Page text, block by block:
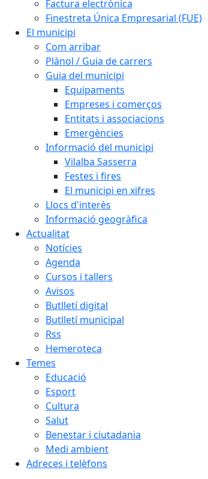
Factura electrònica
Finestreta Única Empresarial (FUE)
El municipi
Com arribar
Plànol / Guia de carrers
Guia del municipi
Equipaments
Empreses i comerços
Entitats i associacions
Emergències
Informació del municipi
Vilalba Sasserra
Festes i fires
El municipi en xifres
Llocs d'interès
Informació geogràfica
Actualitat
Notícies
Agenda
Cursos i tallers
Avisos
Butlletí digital
Butlletí municipal
Rss
Hemeroteca
Temes
Educació
Esport
Cultura
Salut
Benestar i ciutadania
Medi ambient
Adreces i telèfons